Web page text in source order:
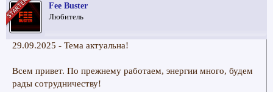
Fee Buster
Любитель
29.09.2025 - Тема актуальна!
Всем привет. По прежнему работаем, энергии много, будем
рады сотрудничеству!